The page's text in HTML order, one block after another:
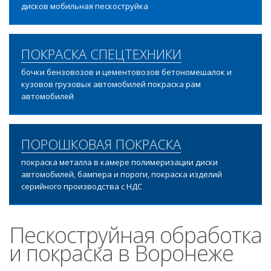
дисков мобильная пескоструйка
ПОКРАСКА СПЕЦТЕХНИКИ
бочки бензовозов и цементовозов бетономешалок и
кузовов грузовых автомобилей покраска рам
автомобилей
ПОРОШКОВАЯ ПОКРАСКА
покраска металла в камере полимеризации диски
автомобилей, бампера и пороги, покраска изделий
серийного производства с НДС
Пескоструйная обработка
и покраска в Воронеже